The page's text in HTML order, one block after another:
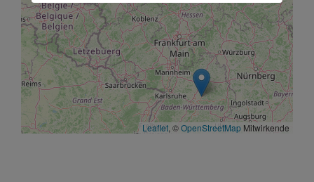
Leaflet , ©OpenStreetMap Mitwirkende